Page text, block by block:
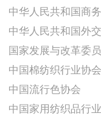
中华人民共和国商
中华人民共和国外
国家发展与改革委
中国棉纺织行业协会
中国流行色协会
中国家用纺织品行